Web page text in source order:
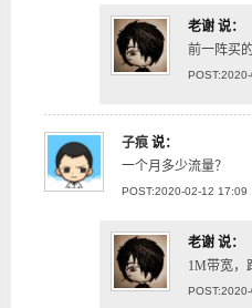
老谢 说：
前一阵买
子痕 说：
一个月多少流量？
POST:2020-02-12 17:09
老谢 说：
1M带宽，